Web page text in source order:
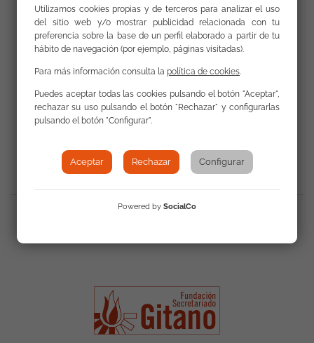
Utilizamos cookies propias y de terceros para analizar el uso
del sitio web y/o mostrar publicidad relacionada con tu
preferencia sobre la base de un perfil elaborado a partir de tu
hábito de navegación (por ejemplo, páginas visitadas).
Para más información consulta la política de cookies
Puedes aceptar todas las cookies pulsando el botón "Aceptar",
rechazar su uso pulsando el botón "Rechazar" y configurarlas
pulsando el botón "Configurar".
Aceptar Rechazar Configurar
Powered by SocialCo